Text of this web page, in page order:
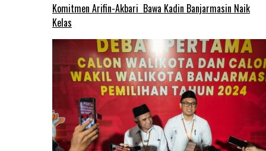
Komitmen Arifin-Akbari Bawa Kadin Banjarmasin Naik
Kelas